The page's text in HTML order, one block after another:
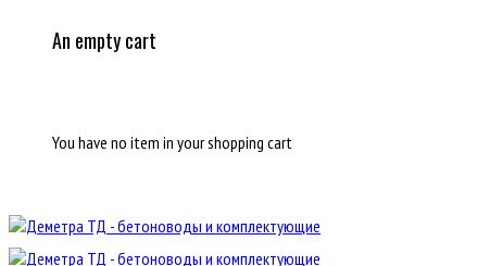
An empty cart
You have no item in your shopping cart